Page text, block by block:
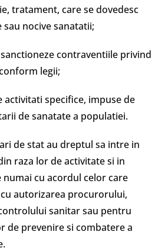
tratament, care se dovedesc
nocive sanatatii;
contraventiile privind
legii;
activitati specifice, impuse de
de sanatate a populatiei.
de stat au dreptul sa intre in
raza lor de activitate si in
cu acordul celor care
autorizarea procurorului,
sanitar sau pentru
de prevenire si combatere a